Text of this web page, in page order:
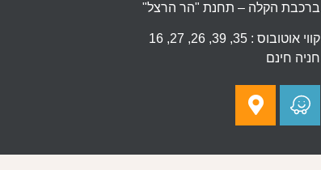
ברכבת הקלה – תחנת "הר הרצל"
קווי אוטובוס : 35, 39, 26, 27, 16
חניה חינם